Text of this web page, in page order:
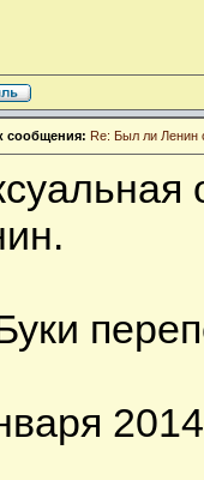
сообщения: Re: Был ли Ленин